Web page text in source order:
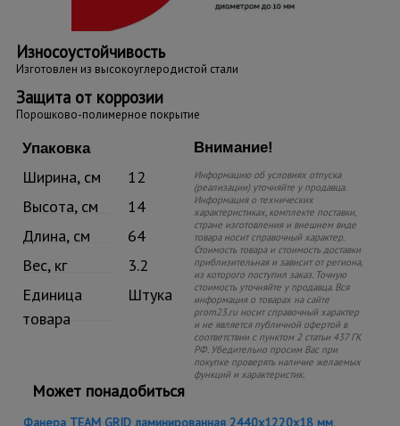
Износоустойчивость
Изготовлен из высокоуглеродистой стали
Защита от коррозии
Порошково-полимерное покрытие
Упаковка
Ширина, см
12
Высота, см
14
Длина, см
64
Вес, кг
3.2
Единица
товара
Штука
Внимание!
Информацию об условиях отпуска
(реализации) уточняйте у продавца.
Информация о технических
характеристиках, комплекте поставки,
стране изготовления и внешнем виде
товара носит справочный характер.
Стоимость товара и стоимость доставки
приблизительная и зависит от региона,
из которого поступил заказ. Точную
стоимость уточняйте у продавца. Вся
информация о товарах на сайте
prom23.ru носит справочный характер
и не является публичной офертой в
соответствии с пунктом 2 статьи 437 ГК
РФ. Убедительно просим Вас при
покупке проверять наличие желаемых
функций и характеристик.
Может понадобиться
Фанера TEAM GRID ламинированная 2440х1220х18 мм,